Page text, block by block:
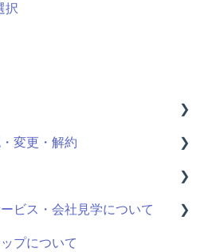
択
変更
細
変更・解約
た方
・変更・解約
変更
ビス・会社見学について
ついて
プについて